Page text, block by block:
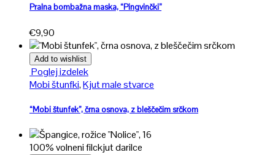
Pralna bombažna maska, “Pingvinčki”
€9,90
Add to wishlist
Poglej izdelek
Mobi štunfki,Kjut male stvarce
“Mobi štunfek”, črna osnova, z bleščečim srčkom
100% volneni filckjut darilce